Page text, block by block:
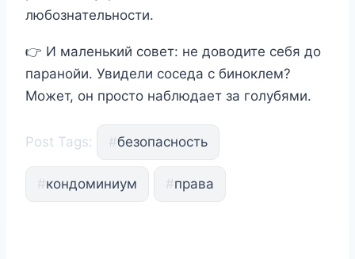
любознательности.
👉 И маленький совет: не доводите себя до
паранойи. Увидели соседа с биноклем?
Может, он просто наблюдает за голубями.
Post Tags: #безопасность
#кондоминиум #права